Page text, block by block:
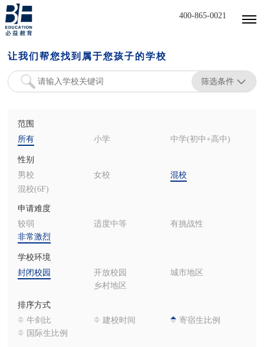
400-865-0021
让我们帮您找到属于您孩子的学校
筛选条件
范围
所有
小学 中学(初中+高中)
性别
男校
女校
混校
混校(6F)
申请难度
较弱
适度中等
有挑战性
非常激烈
学校环境
封闭校园
开放校园
城市地区
乡村地区
排序方式
牛剑比
建校时间
寄宿生比例
国际生比例